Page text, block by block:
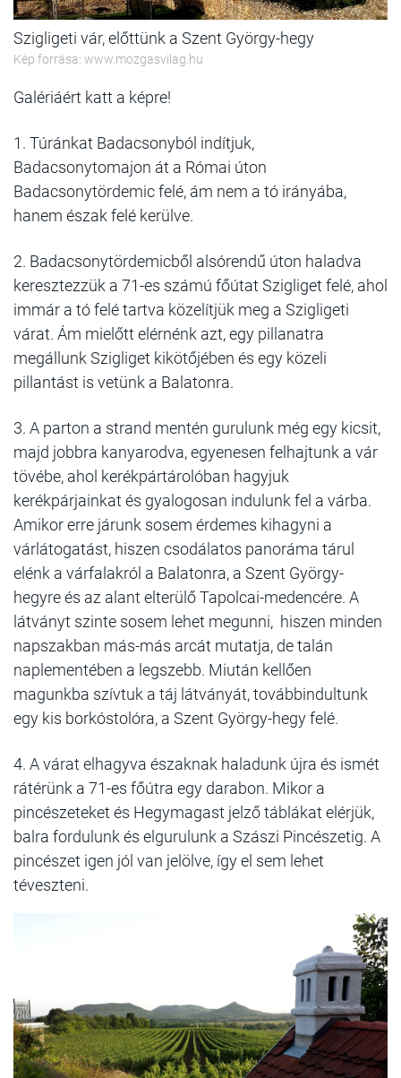
Szigligeti vár, előttünk a Szent György-hegy
Kép forrása: www.mozgasvilag.hu
Galériáért katt a képre!
1. Túránkat Badacsonyból indítjuk,
Badacsonytomajon át a Római úton
Badacsonytördemic felé, ám nem a tó irányába,
hanem észak felé kerülve.
2. Badacsonytördemicből alsórendű úton haladva
keresztezzük a 71-es számú főútat Szigliget felé, ahol
immár a tó felé tartva közelítjük meg a Szigligeti
várat. Ám mielőtt elérnénk azt, egy pillanatra
megállunk Szigliget kikötőjében és egy közeli
pillantást is vetünk a Balatonra.
3. A parton a strand mentén gurulunk még egy kicsit,
majd jobbra kanyarodva, egyenesen felhajtunk a vár
tövébe, ahol kerékpártárolóban hagyjuk
kerékpárjainkat és gyalogosan indulunk fel a várba.
Amikor erre járunk sosem érdemes kihagyni a
várlátogatást, hiszen csodálatos panoráma tárul
elénk a várfalakról a Balatonra, a Szent György-
hegyre és az alant elterülő Tapolcai-medencére. A
látványt szinte sosem lehet megunni, hiszen minden
napszakban más-más arcát mutatja, de talán
naplementében a legszebb. Miután kellően
magunkba szívtuk a táj látványát, továbbindultunk
egy kis borkóstolóra, a Szent György-hegy felé.
4. A várat elhagyva északnak haladunk újra és ismét
rátérünk a 71-es főútra egy darabon. Mikor a
pincészeteket és Hegymagast jelző táblákat elérjük,
balra fordulunk és elgurulunk a Szászi Pincészetig. A
pincészet igen jól van jelölve, így el sem lehet
téveszteni.